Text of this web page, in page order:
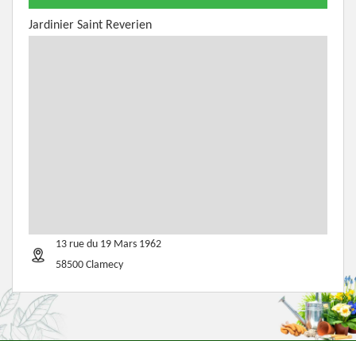
Jardinier Saint Reverien
13 rue du 19 Mars 1962
58500 Clamecy